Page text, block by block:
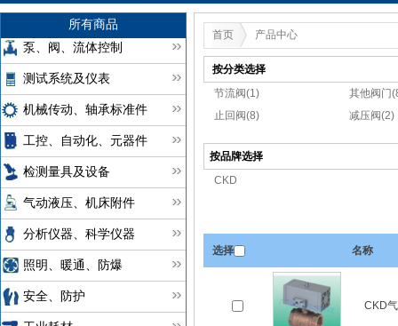
所有商品
泵、阀、流体控制
测试系统及仪表
机械传动、轴承标准件
工控、自动化、元器件
检测量具及设备
气动液压、机床附件
分析仪器、科学仪器
照明、暖通、防爆
安全、防护
首页 产品中心
按分类选择
节流阀(1)
其他阀门
止回阀(8)
减压阀(2)
按品牌选择
CKD
选择 名称
CKD